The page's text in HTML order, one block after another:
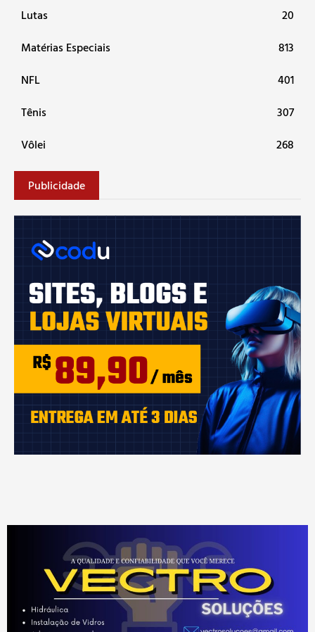
Lutas
20
Matérias Especiais
813
NFL
401
Tênis
307
Vôlei
268
Publicidade